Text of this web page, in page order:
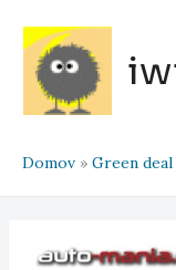
obsah
Domov Green deal